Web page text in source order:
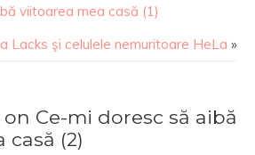
viitoarea mea casă (1)
Lacks şi celulele nemuritoare HeLa »
Ce-mi doresc să aibă
casă (2)